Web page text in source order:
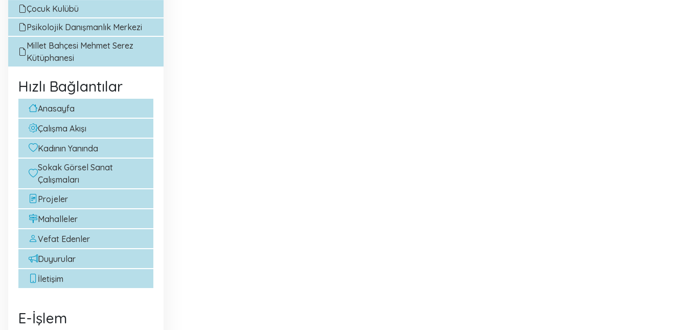
Çocuk Kulübü
Psikolojik Danışmanlık Merkezi
Millet Bahçesi Mehmet Serez
Kütüphanesi
Hızlı Bağlantılar
Anasayfa
Çalışma Akışı
Kadının Yanında
Sokak Görsel Sanat
Çalışmaları
Projeler
Mahalleler
Vefat Edenler
Duyurular
İletişim
E-İşlem